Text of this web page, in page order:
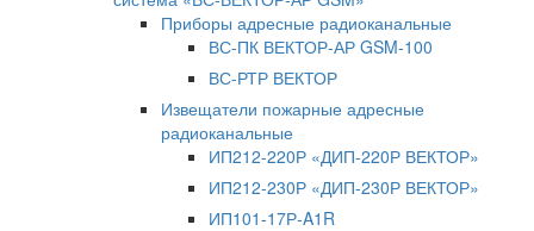
Приборы адресные радиоканальные
ВС-ПК ВЕКТОР-АР GSM-100
ВС-РТР ВЕКТОР
Извещатели пожарные адресные
радиоканальные
ИП212-220Р «ДИП-220Р ВЕКТОР»
ИП212-230Р «ДИП-230Р ВЕКТОР»
ИП101-17Р-A1R